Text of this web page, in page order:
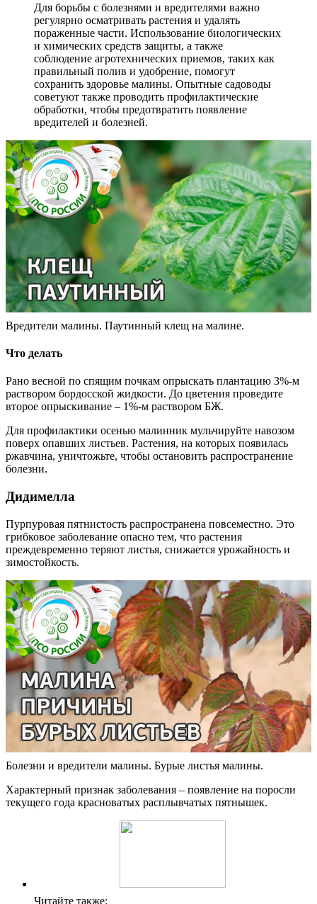
Для борьбы с болезнями и вредителями важно
регулярно осматривать растения и удалять
пораженные части. Использование биологических
и химических средств защиты, а также
соблюдение агротехнических приемов, таких как
правильный полив и удобрение, помогут
сохранить здоровье малины. Опытные садоводы
советуют также проводить профилактические
обработки, чтобы предотвратить появление
вредителей и болезней.
Вредители малины. Паутинный клещ на малине.
Что делать
Рано весной по спящим почкам опрыскать плантацию 3%-м
раствором бордосской жидкости. До цветения проведите
второе опрыскивание – 1%-м раствором БЖ.
Для профилактики осенью малинник мульчируйте навозом
поверх опавших листьев. Растения, на которых появилась
ржавчина, уничтожьте, чтобы остановить распространение
болезни.
Дидимелла
Пурпуровая пятнистость распространена повсеместно. Это
грибковое заболевание опасно тем, что растения
преждевременно теряют листья, снижается урожайность и
зимостойкость.
Болезни и вредители малины. Бурые листья малины.
Характерный признак заболевания – появление на поросли
текущего года красноватых расплывчатых пятнышек.
Читайте также: